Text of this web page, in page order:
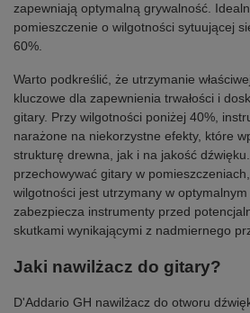
zapewniają optymalną grywalność.
pomieszczenie o wilgotności sytuującej
60%.
Warto podkreślić, że utrzymanie
kluczowe dla zapewnienia trwałości i
gitary. Przy wilgotności poniżej 40%,
narażone na niekorzystne efekty, które
strukturę drewna, jak i na jakość
przechowywać gitary w
wilgotności jest utrzymany w
zabezpiecza instrumenty przed
skutkami wynikającymi z nadmiernego
Jaki nawilżacz do gitary?
D'Addario GH nawilżacz do otworu